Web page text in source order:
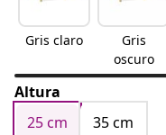
Gris claro
Gris
oscuro
Altura
25 cm
35 cm